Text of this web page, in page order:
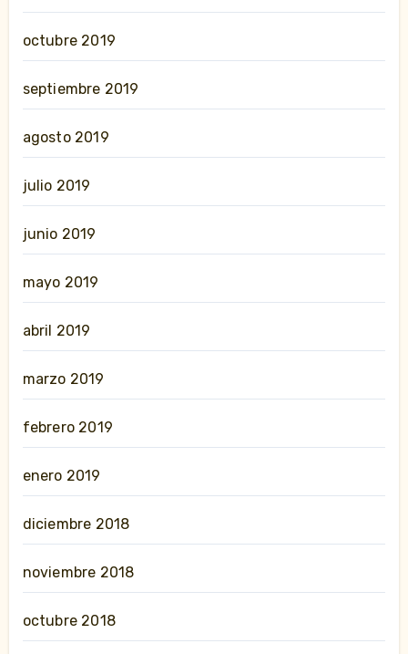
octubre 2019
septiembre 2019
agosto 2019
julio 2019
junio 2019
mayo 2019
abril 2019
marzo 2019
febrero 2019
enero 2019
diciembre 2018
noviembre 2018
octubre 2018